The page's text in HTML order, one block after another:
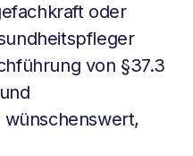
oder
von §37.3